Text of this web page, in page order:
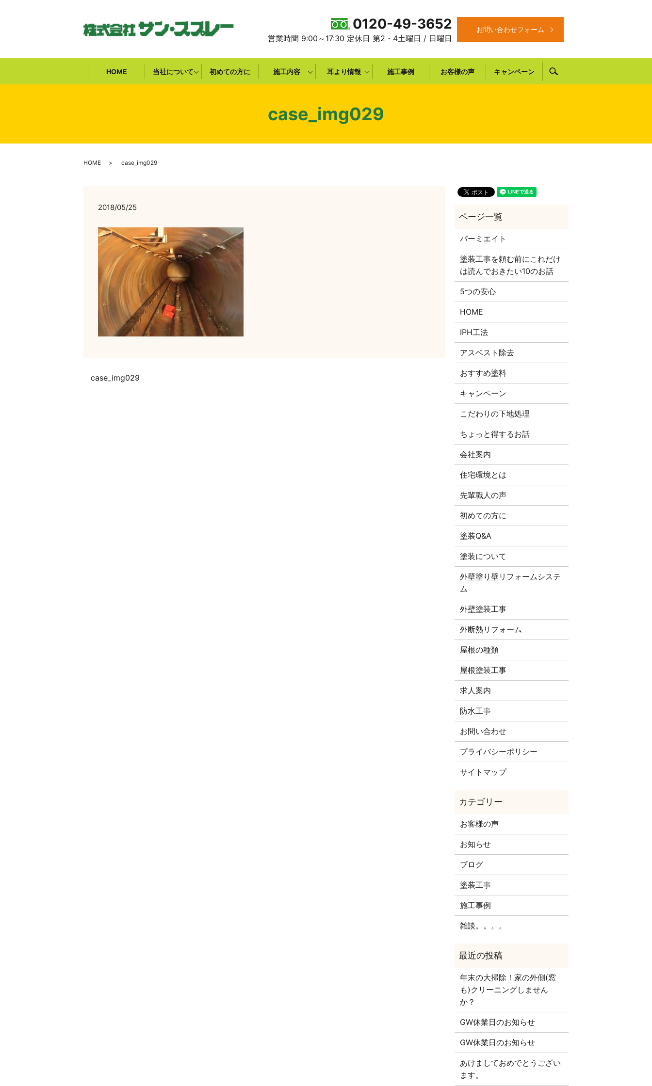
0120-49-3652
営業時間 9:00～17:30 定休日 第2・4土曜日 / 日曜日
お問い合わせフォーム
HOME 当社について 初めての方に 施工内容 耳より情報 施工事例 お客様の声 キャンペーン
case_img029
HOME case_img029
2018/05/25
case_img029
パーミエイト
塗装工事を頼む前にこれだけ
は読んでおきたい10のお話
5つの安心
HOME
IPH工法
アスベスト除去
おすすめ塗料
キャンペーン
こだわりの下地処理
ちょっと得するお話
会社案内
住宅環境とは
先輩職人の声
初めての方に
塗装Q&A
塗装について
外壁塗り壁リフォームシステ
ム
外壁塗装工事
外断熱リフォーム
屋根の種類
屋根塗装工事
求人案内
防水工事
お問い合わせ
プライバシーポリシー
サイトマップ
お客様の声
お知らせ
ブログ
塗装工事
施工事例
雑談。。。。
年末の大掃除！家の外側(窓
も)クリーニングしません
か？
GW休業日のお知らせ
GW休業日のお知らせ
あけましておめでとうござい
ます。